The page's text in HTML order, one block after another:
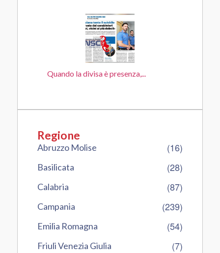
Quando la divisa è presenza,...
Regione
Abruzzo Molise (16)
Basilicata (28)
Calabria (87)
Campania (239)
Emilia Romagna (54)
Friuli Venezia Giulia (7)